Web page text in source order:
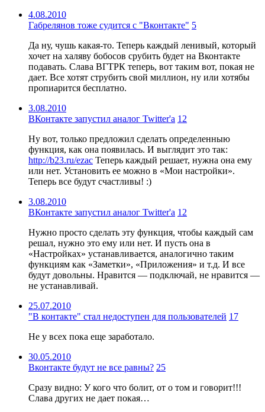
4.08.2010
Габрелянов тоже судится с "Вконтакте" 5
Да ну, чушь какая-то. Теперь каждый ленивый, который
хочет на халяву бобосов срубить будет на Вконтакте
подавать. Слава ВГТРК теперь, вот таким вот, покая не
дает. Все хотят струбить свой миллион, ну или хотябы
пропиарится бесплатно.
3.08.2010
ВКонтакте запустил аналог Twitter'а 12
Ну вот, только предложил сделать определенныю
функция, как она появилась. И выглядит это так:
http://b23.ru/ezac Теперь каждый решает, нужна она ему
или нет. Установить ее можно в «Мои настройки».
Теперь все будут счастливы! :)
3.08.2010
ВКонтакте запустил аналог Twitter'а 12
Нужно просто сделать эту функция, чтобы каждый сам
решал, нужно это ему или нет. И пусть она в
«Настройках» устанавливается, аналогично таким
функциям как «Заметки», «Приложения» и т.д. И все
будут довольны. Нравится — подключай, не нравится —
не устанавливай.
25.07.2010
"В контакте" стал недоступен для пользователей 17
Не у всех пока еще заработало.
30.05.2010
Вконтакте будут не все равны? 25
Сразу видно: У кого что болит, от о том и говорит!!!
Слава других не дает покая…